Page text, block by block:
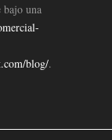
una
blog/.